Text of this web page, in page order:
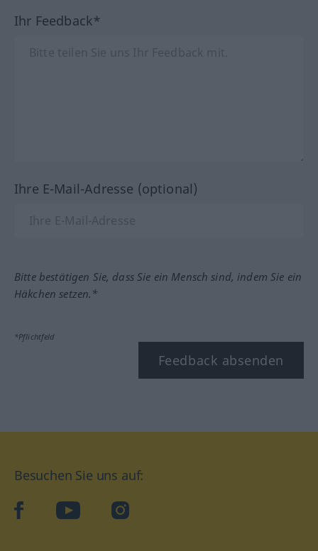
Ihr Feedback*
Ihre E-Mail-Adresse (optional)
Bitte bestätigen Sie, dass Sie ein Mensch sind, indem Sie ein
Häkchen setzen.*
*Pflichtfeld
Feedback absenden
Besuchen Sie uns auf:
facebookYouTube Instagram